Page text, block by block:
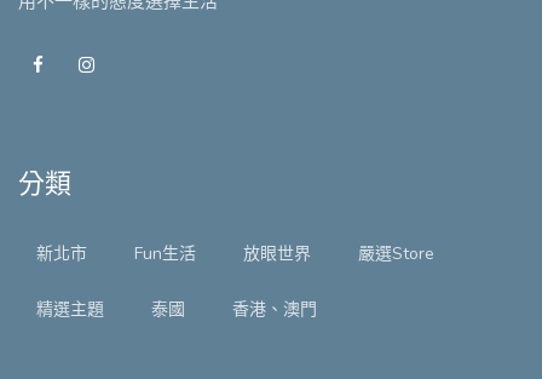
分類
新北市 Fun生活 放眼世界 嚴選Store
精選主題 泰國 香港、澳門